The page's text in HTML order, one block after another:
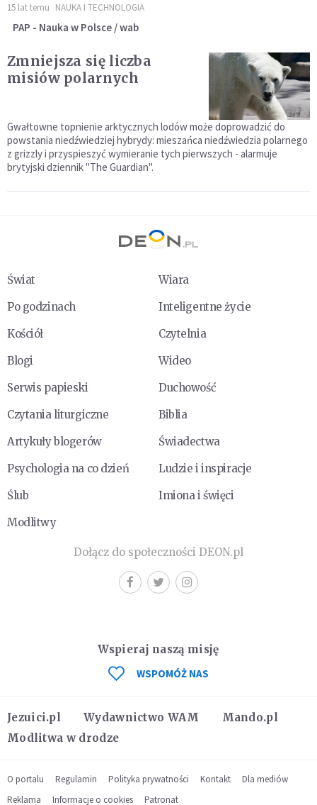
15 lat temu NAUKA I TECHNOLOGIA
PAP - Nauka w Polsce / wab
Zmniejsza się liczba
misiów polarnych
Gwałtowne topnienie arktycznych lodów może doprowadzić do
powstania niedźwiedziej hybrydy: mieszańca niedźwiedzia polarnego
z grizzly i przyspieszyć wymieranie tych pierwszych - alarmuje
brytyjski dziennik "The Guardian".
Świat
Wiara
Po godzinach
Inteligentne życie
Kościół
Czytelnia
Blogi
Wideo
Serwis papieski
Duchowość
Czytania liturgiczne
Biblia
Artykuły blogerów
Świadectwa
Psychologia na co dzień
Ludzie i inspiracje
Ślub
Imiona i święci
Modlitwy
Dołącz do społeczności DEON.pl
Jezuici.pl Wydawnictwo WAM
Mando.pl
Modlitwa w drodze
Wspieraj naszą misję
WSPOMÓŻ NAS
O portalu Regulamin Polityka prywatności Kontakt
Dla mediów
Reklama
Informacje o cookies Patronat